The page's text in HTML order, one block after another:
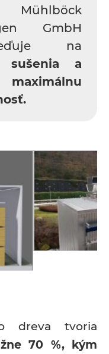
GmbH
na
sušenia a
dreva tvoria
70 %, kým